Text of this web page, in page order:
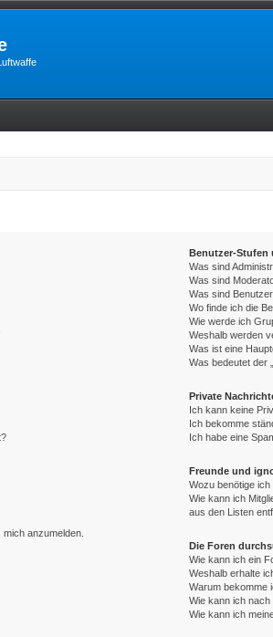
anzumelden.
Benutzer-Stufen
Was sind
Was sind
Was sind
Wo finde ich die
Wie werde ich
Weshalb werden
Was ist eine
Was bedeutet der
Private
Ich kann keine
Ich bekomme
Ich habe eine
Freunde und
Wozu benötige
Wie kann ich
aus den Listen
Die Foren
Wie kann ich ein
Weshalb erhalte
Warum bekomme
Wie kann ich
Wie kann ich